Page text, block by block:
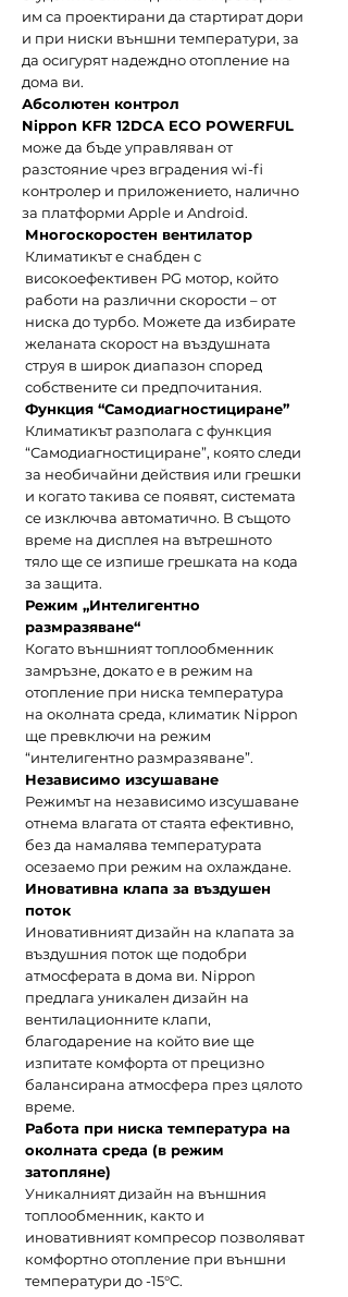
им са проектирани да стартират дори
и при ниски външни температури, за
да осигурят надеждно отопление на
дома ви.
Абсолютен контрол
Nippon KFR 12DCA ECO POWERFUL
може да бъде управляван от
разстояние чрез вградения wi-fi
контролер и приложението, налично
за платформи Apple и Android.
Многоскоростен вентилатор
Климатикът е снабден с
високоефективен PG мотор, който
работи на различни скорости – от
ниска до турбо. Можете да избирате
желаната скорост на въздушната
струя в широк диапазон според
собствените си предпочитания.
Функция “Самодиагностициране”
Климатикът разполага с функция
“Самодиагностициране”, която следи
за необичайни действия или грешки
и когато такива се появят, системата
се изключва автоматично. В същото
време на дисплея на вътрешното
тяло ще се изпише грешката на кода
за защита.
Режим „Интелигентно
размразяване“
Когато външният топлообменник
замръзне, докато е в режим на
отопление при ниска температура
на околната среда, климатик Nippon
ще превключи на режим
“интелигентно размразяване”.
Независимо изсушаване
Режимът на независимо изсушаване
отнема влагата от стаята ефективно,
без да намалява температурата
осезаемо при режим на охлаждане.
Иновативна клапа за въздушен
поток
Иновативният дизайн на клапата за
въздушния поток ще подобри
атмосферата в дома ви. Nippon
предлага уникален дизайн на
вентилационните клапи,
благодарение на който вие ще
изпитате комфорта от прецизно
балансирана атмосфера през цялото
време.
Работа при ниска температура на
околната среда (в режим
затопляне)
Уникалният дизайн на външния
топлообменник, както и
иновативният компресор позволяват
комфортно отопление при външни
температури до -15°C.